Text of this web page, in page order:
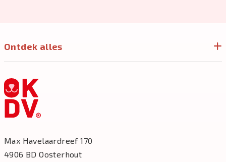
Ontdek alles
Max Havelaardreef 170
4906 BD Oosterhout